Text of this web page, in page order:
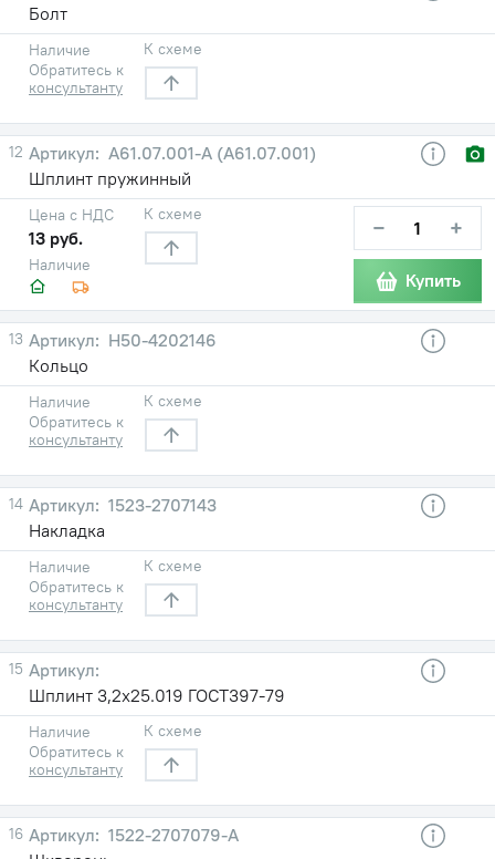
Болт
Наличие
Обратитесь к
консультанту
К схеме
12
А61.07.001-А (А61.07.001)
Шплинт пружинный
Наличие
Цена с НДС
13 руб.
К схеме − +
Купить
13
Н50-4202146
Кольцо
Наличие
Обратитесь к
консультанту
К схеме
14
1523-2707143
Накладка
Наличие
Обратитесь к
консультанту
К схеме
15
Шплинт 3,2х25.019 ГОСТ397-79
Наличие
Обратитесь к
консультанту
К схеме
16
1522-2707079-А